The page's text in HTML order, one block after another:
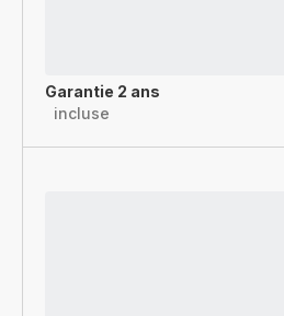
Garantie 2 ans
incluse